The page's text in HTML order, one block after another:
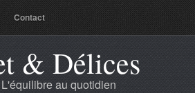
Contact
& Délices
L'équilibre au quotidien